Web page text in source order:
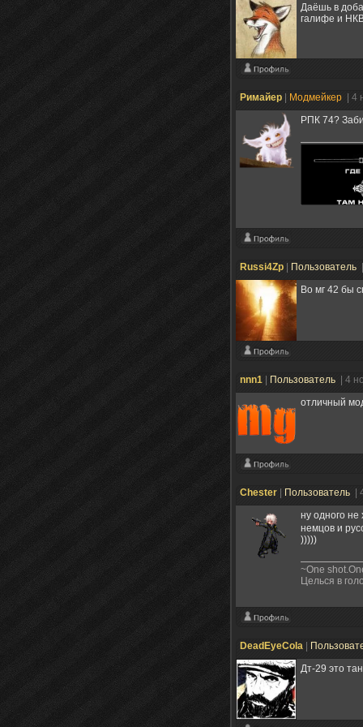
Даёшь в
галифе и
Римайер Модмейкер
| 4
РПК 74?
Russi4Zp Пользователь
Во мг 42 бы
nnn1 Пользователь
| 4
отличный
Chester Пользователь |
ну одного не
немцов и
)))))
~One
Целься в
DeadEyeCola
Дт-29 это